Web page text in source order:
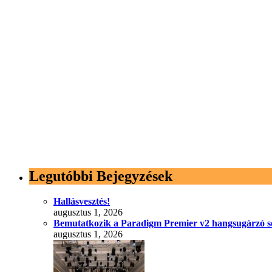
Legutóbbi Bejegyzések
Hallásvesztés!
augusztus 1, 2026
Bemutatkozik a Paradigm Premier v2 hangsugárzó
augusztus 1, 2026